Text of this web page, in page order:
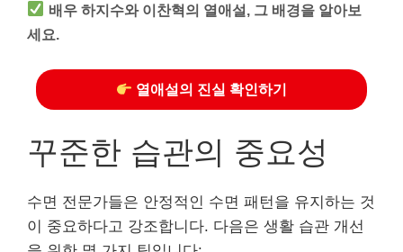
배우 하지수와 이찬혁의 열애설, 그 배경을 알아보
세요.
열애설의 진실 확인하기
꾸준한 습관의 중요성
수면 전문가들은 안정적인 수면 패턴을 유지하는 것
이 중요하다고 강조합니다. 다음은 생활 습관 개선